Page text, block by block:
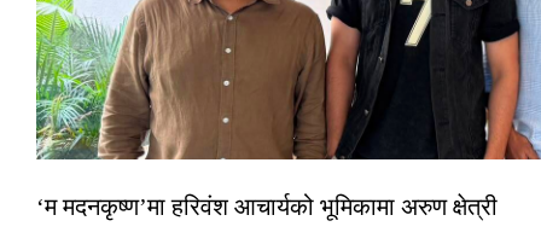
‘म मदनकृष्ण’मा हरिवंश आचार्यको भूमिकामा अरुण क्षेत्री